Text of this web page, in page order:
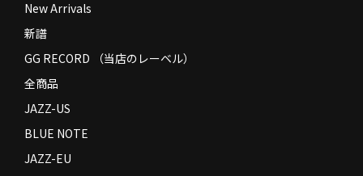
特定商取引法に基づく表示
Contact
New Arrivals
新譜
GG RECORD （当店のレーベル）
全商品
JAZZ-US
BLUE NOTE
JAZZ-EU